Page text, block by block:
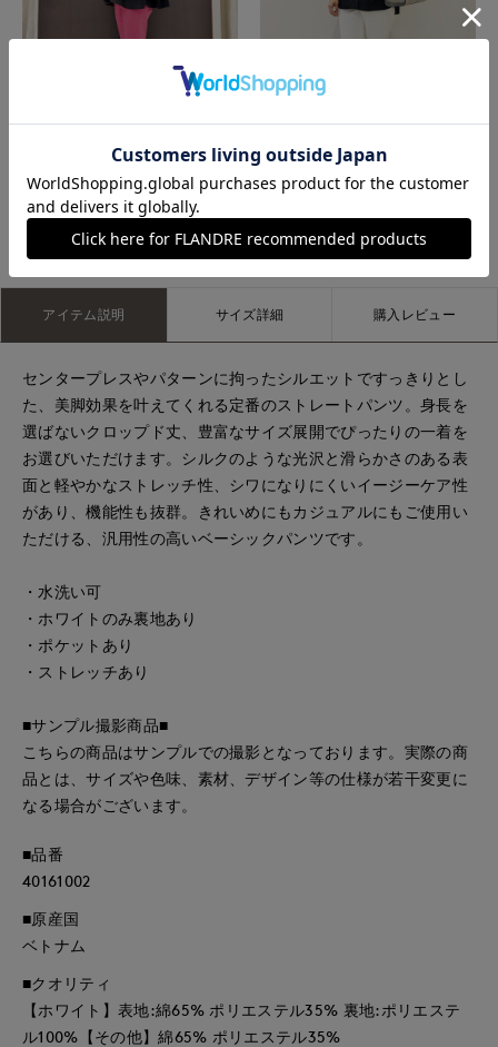
福山天満屋店INED/7-IDconcept./Maglie 岡山天満屋7-IDconcept.
もっと見る
アイテム説明 サイズ詳細 購入レビュー
センタープレスやパターンに拘ったシルエットですっきりとし
た、美脚効果を叶えてくれる定番のストレートパンツ。身長を
選ばないクロップド丈、豊富なサイズ展開でぴったりの一着を
お選びいただけます。シルクのような光沢と滑らかさのある表
面と軽やかなストレッチ性、シワになりにくいイージーケア性
があり、機能性も抜群。きれいめにもカジュアルにもご使用い
ただける、汎用性の高いベーシックパンツです。
・水洗い可
・ホワイトのみ裏地あり
・ポケットあり
・ストレッチあり
■サンプル撮影商品■
こちらの商品はサンプルでの撮影となっております。実際の商
品とは、サイズや色味、素材、デザイン等の仕様が若干変更に
なる場合がございます。
■品番
40161002
■原産国
ベトナム
■クオリティ
【ホワイト】表地:綿65% ポリエステル35% 裏地:ポリエステ
ル100%【その他】綿65% ポリエステル35%